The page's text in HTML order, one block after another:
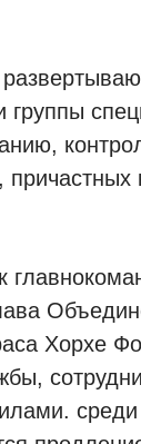
группы
Хорхе
среди